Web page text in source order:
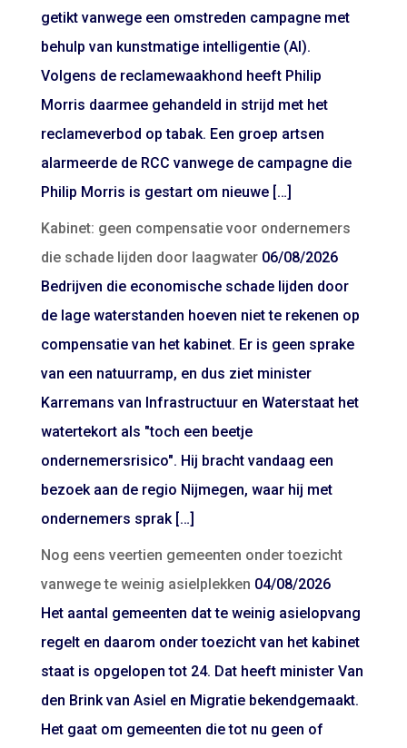
getikt vanwege een omstreden campagne met
behulp van kunstmatige intelligentie (AI).
Volgens de reclamewaakhond heeft Philip
Morris daarmee gehandeld in strijd met het
reclameverbod op tabak. Een groep artsen
alarmeerde de RCC vanwege de campagne die
Philip Morris is gestart om nieuwe […]
Kabinet: geen compensatie voor ondernemers
die schade lijden door laagwater 06/08/2026
Bedrijven die economische schade lijden door
de lage waterstanden hoeven niet te rekenen op
compensatie van het kabinet. Er is geen sprake
van een natuurramp, en dus ziet minister
Karremans van Infrastructuur en Waterstaat het
watertekort als "toch een beetje
ondernemersrisico". Hij bracht vandaag een
bezoek aan de regio Nijmegen, waar hij met
ondernemers sprak […]
Nog eens veertien gemeenten onder toezicht
vanwege te weinig asielplekken 04/08/2026
Het aantal gemeenten dat te weinig asielopvang
regelt en daarom onder toezicht van het kabinet
staat is opgelopen tot 24. Dat heeft minister Van
den Brink van Asiel en Migratie bekendgemaakt.
Het gaat om gemeenten die tot nu geen of